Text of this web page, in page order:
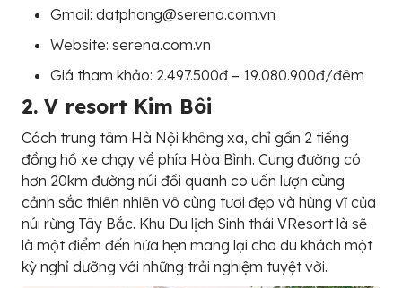
Gmail: datphong@serena.com.vn
Website: serena.com.vn
Giá tham khảo: 2.497.500đ – 19.080.900đ/đêm
2. V resort Kim Bôi
Cách trung tâm Hà Nội không xa, chỉ gần 2 tiếng
đồng hồ xe chạy về phía Hòa Bình. Cung đường có
hơn 20km đường núi đồi quanh co uốn lượn cùng
cảnh sắc thiên nhiên vô cùng tươi đẹp và hùng vĩ của
núi rừng Tây Bắc. Khu Du lịch Sinh thái VResort là sẽ
là một điểm đến hứa hẹn mang lại cho du khách một
kỳ nghỉ dưỡng với những trải nghiệm tuyệt vời.